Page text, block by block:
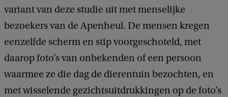
variant van deze studie uit met menselijke
bezoekers van de Apenheul. De mensen kregen
eenzelfde scherm en stip voorgeschoteld, met
daarop foto’s van onbekenden of een persoon
waarmee ze die dag de dierentuin bezochten, en
met wisselende gezichtsuitdrukkingen op de foto’s